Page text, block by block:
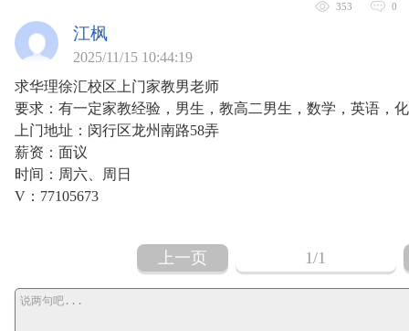
353 0
江枫
2025/11/15 10:44:19
求华理徐汇校区上门家教男老师
要求：有一定家教经验，男生，教高二男生，数学，英语，
上门地址：闵行区龙州南路58弄
薪资：面议
时间：周六、周日
V：77105673
上一页 1/1